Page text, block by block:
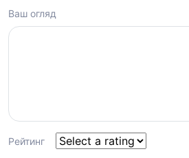
Ваш огляд
Рейтинг